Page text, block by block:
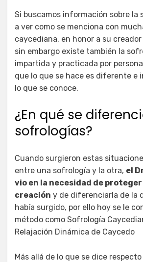
Si buscamos información sobre la
a ver como se menciona con
caycediana, en honor a su creador
sin embargo existe también la
impartida y practicada por
que lo que se hace es diferente e
lo que se conoce.
¿En qué se
sofrologías?
Cuando surgieron estas
entre una sofrología y la otra, el
vio en la necesidad de
creación y de diferenciarla de la
había surgido, por ello hoy se le
método como Sofrología
Relajación Dinámica de Caycedo
Más allá de lo que se dice